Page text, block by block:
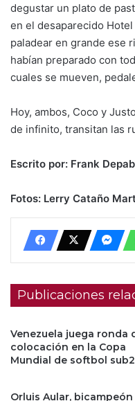
degustar un plato de
en el desaparecido
paladear en grande ese
habían preparado con
cuales se mueven,
Hoy, ambos, Coco y
de infinito, transitan las
Escrito por: Frank
Fotos: Lerry Cataño
Publicaciones
Venezuela juega ronda
colocación en la Copa
Mundial de softbol
Orluis Aular,